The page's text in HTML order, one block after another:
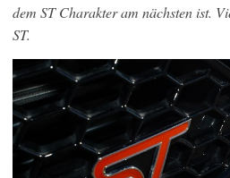
dem ST Charakter am nächsten ist.
ST.